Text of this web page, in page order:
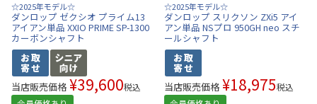
☆2025年モデル☆
ダンロップ ゼクシオ プライム13
アイアン単品 XXIO PRIME SP-1300
カーボンシャフト
当店販売価格 ¥39,600税込
☆2025年モデル☆
ダンロップ スリクソン ZXi5 アイ
アン単品 NSプロ 950GH neo スチ
ールシャフト
当店販売価格 ¥18,975税込